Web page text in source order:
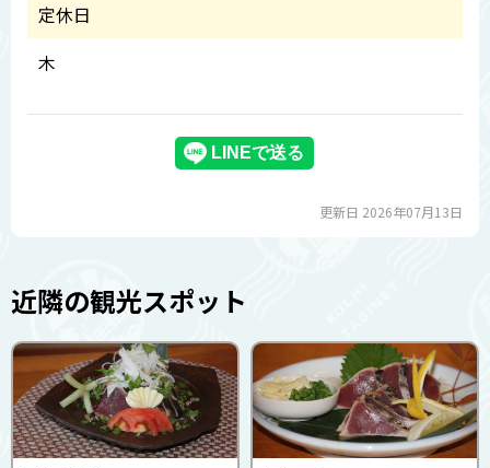
定休日
木
更新日 2026年07月13日
近隣の観光スポット